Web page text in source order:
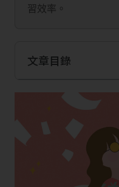
習效率。
文章目錄